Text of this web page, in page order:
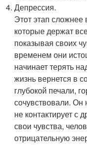
Депрессия.
Этот этап сложнее
которые держат
показывая своих
временем они
начинает терять
жизнь вернется в
глубокой печали,
сочувствовали. Он
не контактирует с
свои чувства,
отрицательную